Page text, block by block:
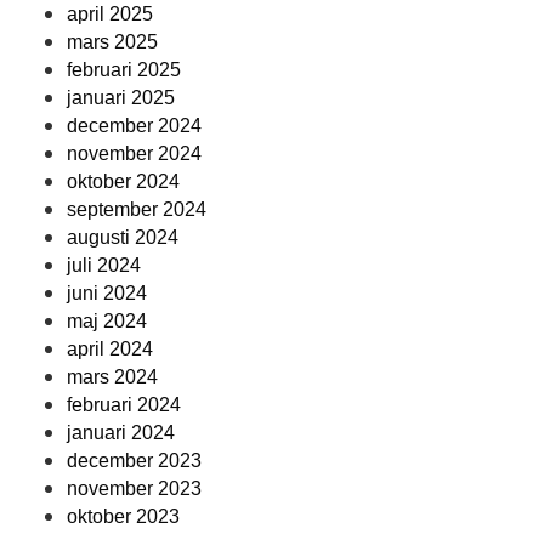
april 2025
mars 2025
februari 2025
januari 2025
december 2024
november 2024
oktober 2024
september 2024
augusti 2024
juli 2024
juni 2024
maj 2024
april 2024
mars 2024
februari 2024
januari 2024
december 2023
november 2023
oktober 2023